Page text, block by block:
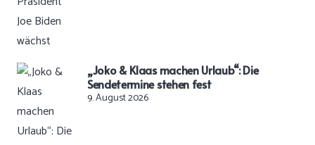
„Joko & Klaas machen Urlaub“: Die
Sendetermine stehen fest
9. August 2026